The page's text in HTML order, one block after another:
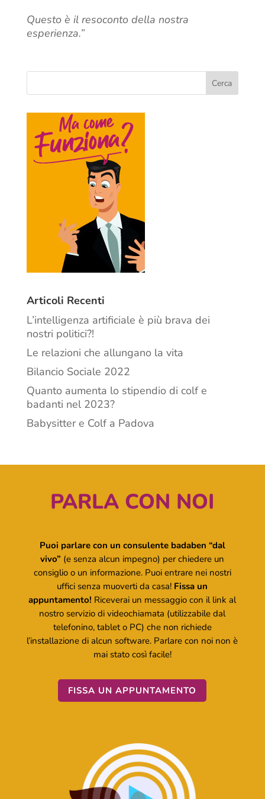
Questo è il resoconto della nostra
esperienza.”
Articoli Recenti
L’intelligenza artificiale è più brava dei
nostri politici?!
Le relazioni che allungano la vita
Bilancio Sociale 2022
Quanto aumenta lo stipendio di colf e
badanti nel 2023?
Babysitter e Colf a Padova
PARLA CON NOI
Puoi parlare con un consulente badaben “dal
vivo” (e senza alcun impegno) per chiedere un
consiglio o un informazione. Puoi entrare nei nostri
uffici senza muoverti da casa! Fissa un
appuntamento! Riceverai un messaggio con il link al
nostro servizio di videochiamata (utilizzabile dal
telefonino, tablet o PC) che non richiede
l’installazione di alcun software. Parlare con noi non è
mai stato così facile!
FISSA UN APPUNTAMENTO